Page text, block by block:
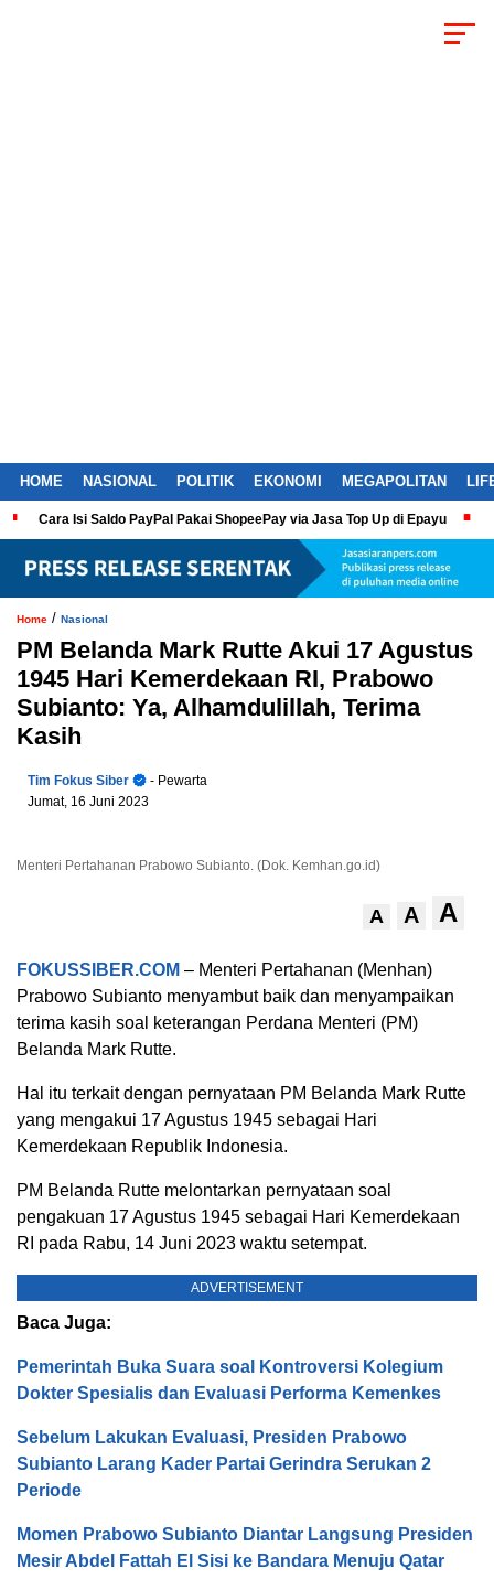
HOME NASIONAL POLITIK EKONOMI MEGAPOLITAN
Cara Isi Saldo PayPal Pakai ShopeePay via Jasa Top Up di Epayu
Home / Nasional
PM Belanda Mark Rutte Akui 17 Agustus
1945 Hari Kemerdekaan RI, Prabowo
Subianto: Ya, Alhamdulillah, Terima
Kasih
Tim Fokus Siber
- Pewarta
Jumat, 16 Juni 2023
Menteri Pertahanan Prabowo Subianto. (Dok. Kemhan.go.id)
A A A
FOKUSSIBER.COM – Menteri Pertahanan (Menhan)
Prabowo Subianto menyambut baik dan menyampaikan
terima kasih soal keterangan Perdana Menteri (PM)
Belanda Mark Rutte.
Hal itu terkait dengan pernyataan PM Belanda Mark Rutte
yang mengakui 17 Agustus 1945 sebagai Hari
Kemerdekaan Republik Indonesia.
PM Belanda Rutte melontarkan pernyataan soal
pengakuan 17 Agustus 1945 sebagai Hari Kemerdekaan
RI pada Rabu, 14 Juni 2023 waktu setempat.
ADVERTISEMENT
Baca Juga:
Pemerintah Buka Suara soal Kontroversi Kolegium
Dokter Spesialis dan Evaluasi Performa Kemenkes
Sebelum Lakukan Evaluasi, Presiden Prabowo
Subianto Larang Kader Partai Gerindra Serukan 2
Periode
Momen Prabowo Subianto Diantar Langsung Presiden
Mesir Abdel Fattah El Sisi ke Bandara Menuju Qatar